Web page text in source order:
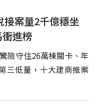
接案量2千億穩坐
進榜
險守住26萬棟關卡、年
三低量，十大建商推案